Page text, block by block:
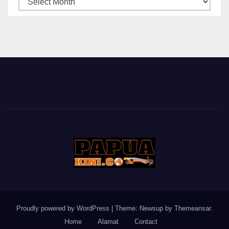
Proudly powered by WordPress Theme: Newsup by Themeansar.
Home
Alamat Contact